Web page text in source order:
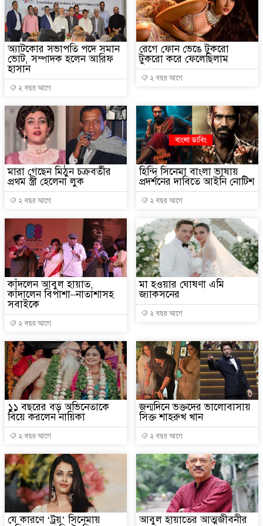
অ্যাটকোর সভাপতি পদে সমান
ভোট, সম্পাদক হলেন আরিফ
হাসান
২ বছর আগে
রেগে ফোন ভেঙে টুকরো
টুকরো করে ফেলেছিলাম
২ বছর আগে
মারা গেছেন মিঠুন চক্রবর্তীর
প্রথম স্ত্রী হেলেনা লুক
২ বছর আগে
হিন্দি সিনেমা বাংলা ভাষায়
প্রদর্শনের দাবিতে আইনি নোটিশ
২ বছর আগে
কাঁদলেন আবুল হায়াত,
কাঁদালেন বিপাশা–নাতাশাসহ
সবাইকে
২ বছর আগে
মা হওয়ার ঘোষণা এমি
জ্যাকসনের
২ বছর আগে
১১ বছরের বড় অভিনেতাকে
বিয়ে করলেন নায়িকা
২ বছর আগে
জন্মদিনে ভক্তদের ভালোবাসায়
সিক্ত শাহরুখ খান
২ বছর আগে
যে কারণে ‘ট্রয়’ সিনেমায়
আবুল হায়াতের আত্মজীবনীর